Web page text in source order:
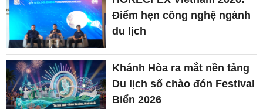
Điểm hẹn công nghệ ngành
du lịch
Khánh Hòa ra mắt nền tảng
Du lịch số chào đón Festival
Biển 2026